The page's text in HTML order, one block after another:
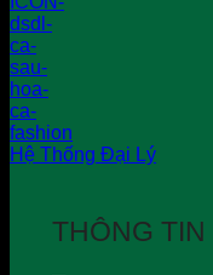
Hệ Thống Đại Lý
THÔNG TIN